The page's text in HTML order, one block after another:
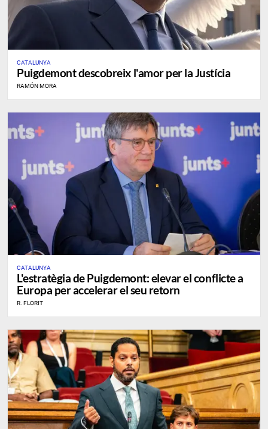
CATALUNYA
Puigdemont descobreix l'amor per la Justícia
RAMÓN MORA
CATALUNYA
L'estratègia de Puigdemont: elevar el conflicte a
Europa per accelerar el seu retorn
R. FLORIT